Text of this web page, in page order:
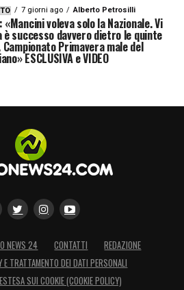
7 giorni ago Alberto Petrosilli
voleva solo la Nazionale. Vi
è successo davvero dietro le quinte
Campionato Primavera male del
ESCLUSIVA e VIDEO
NEWS 24 CONTATTI
REDAZIONE
E TRATTAMENTO DEI DATI PERSONALI
SUI COOKIE (COOKIE POLICY)